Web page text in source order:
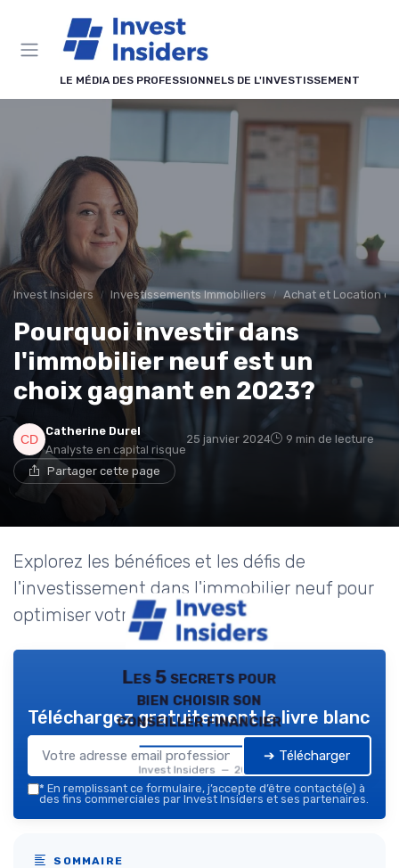
LE MÉDIA DES PROFESSIONNELS DE L'INVESTISSEMENT
Invest Insiders Investissements Immobiliers Achat et Location
Pourquoi investir dans
l'immobilier neuf est un
choix gagnant en 2023?
Catherine Durel
Analyste en capital risque
25 janvier 2024 9 min de lecture
Partager cette page
Explorez les bénéfices et les défis de
l'investissement dans l'immobilier neuf pour
optimiser votre portefeuille.
Les 5 secrets pour
bien choisir son
conseiller financier
Invest Insiders — 2026
Téléchargez gratuitement le livre blanc
➔ Télécharger
* En remplissant ce formulaire, j’accepte d’être contacté(e) à
des fins commerciales par Invest Insiders et ses partenaires.
SOMMAIRE